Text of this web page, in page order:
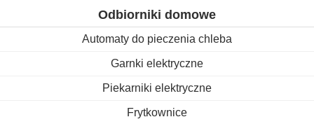
Odbiorniki domowe
Automaty do pieczenia chleba
Garnki elektryczne
Piekarniki elektryczne
Frytkownice